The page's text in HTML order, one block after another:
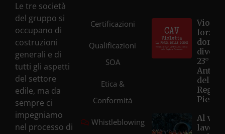
Le tre società
del gruppo si
occupano di
costruzioni
generali e di
tutti gli aspetti
del settore
edile, ma da
sempre ci
impegniamo
nel processo di
Certificazioni
Qualificazioni
SOA
Etica &
Conformità
Whistleblowing
forza
donne
23°
della
Al via i
lavori